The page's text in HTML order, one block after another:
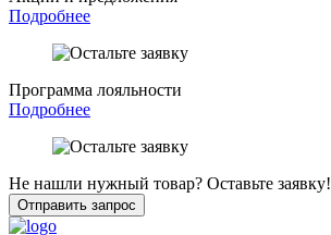
Подробнее
Программа лояльности
Подробнее
Не нашли нужный товар? Оставьте заявку!
Отправить запрос